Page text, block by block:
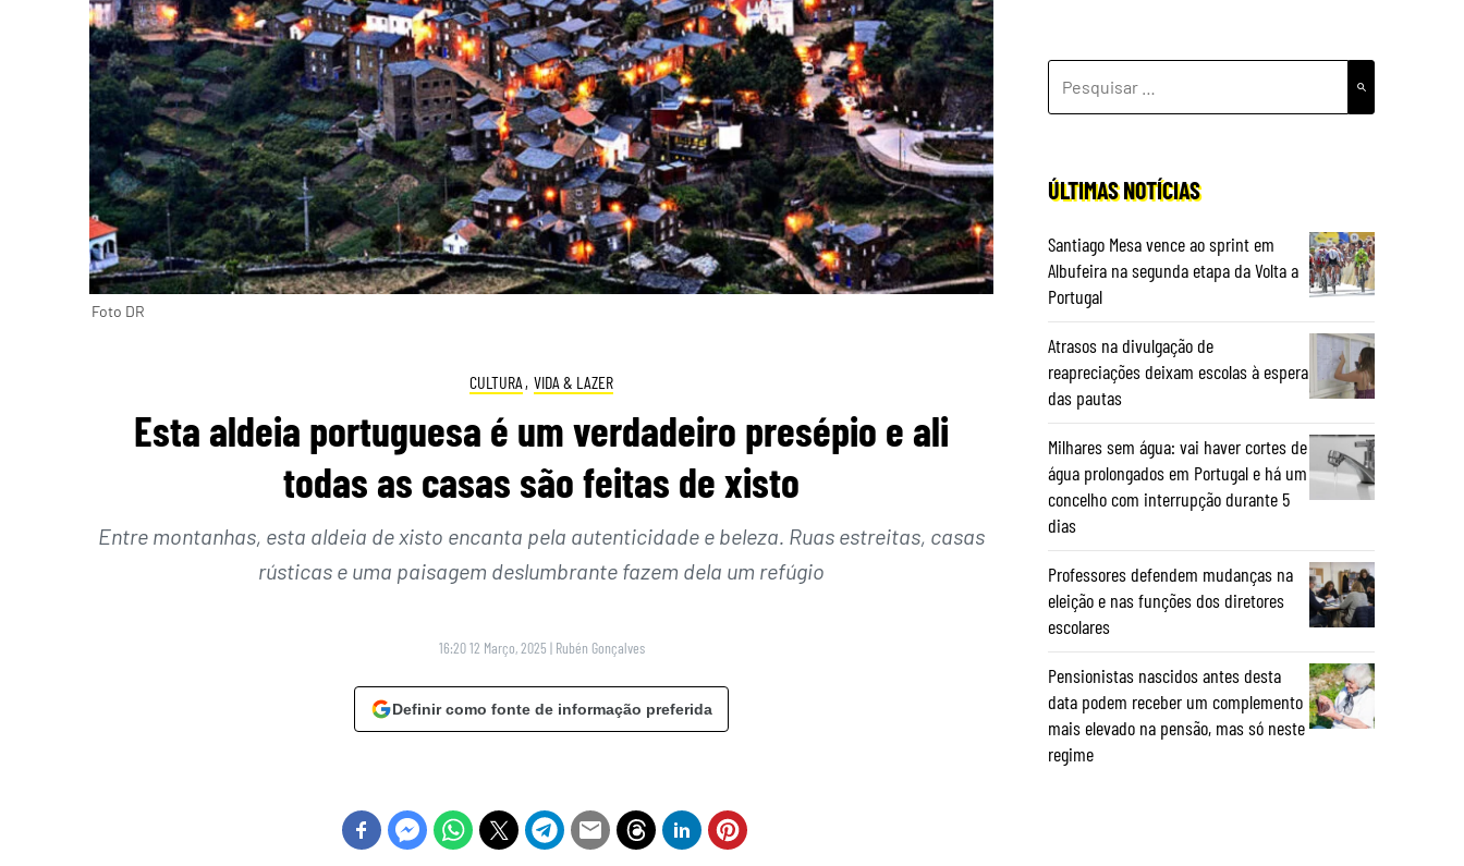
Foto DR
CULTURA , VIDA & LAZER
Esta aldeia portuguesa é um verdadeiro presépio e ali
todas as casas são feitas de xisto
Entre montanhas, esta aldeia de xisto encanta pela autenticidade e beleza. Ruas estreitas, casas
rústicas e uma paisagem deslumbrante fazem dela um refúgio
16:20 12 Março, 2025 | Rubén Gonçalves
Definir como fonte de informação preferida
POR:
ÚLTIMAS NOTÍCIAS
Santiago Mesa vence ao sprint em
Albufeira na segunda etapa da Volta a
Portugal
Atrasos na divulgação de
reapreciações deixam escolas à espera
das pautas
Milhares sem água: vai haver cortes de
água prolongados em Portugal e há um
concelho com interrupção durante 5
dias
Professores defendem mudanças na
eleição e nas funções dos diretores
escolares
Pensionistas nascidos antes desta
data podem receber um complemento
mais elevado na pensão, mas só neste
regime